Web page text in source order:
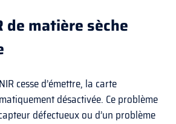
de matière sèche
cesse d’émettre, la carte
désactivée. Ce problème
défectueux ou d’un problème